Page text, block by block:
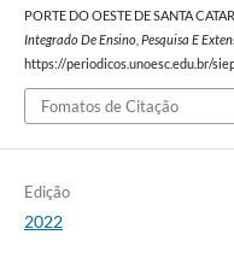
PORTE DO OESTE DE SANTA
Integrado De Ensino, Pesquisa E
https://periodicos.unoesc.edu.br/
Fomatos de Citação
Edição
2022